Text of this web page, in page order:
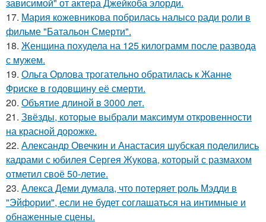
17. Мария кожевникова побрилась налысо ради роли в
фильме "Батальон Смерти".
18. Женщина похудела на 125 килограмм после развода
с мужем.
19. Ольга Орлова трогательно обратилась к Жанне
Фриске в годовщину её смерти.
20. Объятие длиной в 3000 лет.
21. Звёзды, которые выбрали максимум откровенности
на красной дорожке.
22. Александр Овечкин и Анастасия шубская поделились
кадрами с юбилея Сергея Жукова, который с размахом
отметил своё 50-летие.
23. Алекса Деми думала, что потеряет роль Мэдди в
"Эйфории", если не будет соглашаться на интимные и
обнаженные сцены.